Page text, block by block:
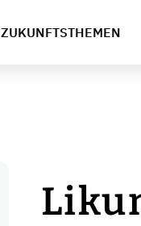
ZUKUNFTSTHEMEN